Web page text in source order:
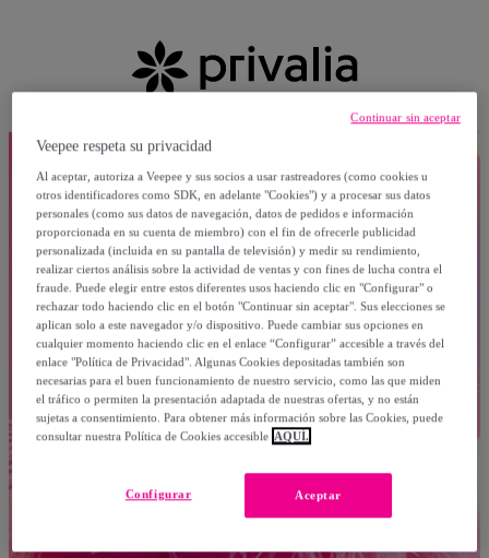
Veepee respeta su privacidad
Al aceptar, autoriza a Veepee y sus socios a usar rastreadores (como cookies u
otros identificadores como SDK, en adelante "Cookies") y a procesar sus datos
personales (como sus datos de navegación, datos de pedidos e información
proporcionada en su cuenta de miembro) con el fin de ofrecerle publicidad
personalizada (incluida en su pantalla de televisión) y medir su rendimiento,
realizar ciertos análisis sobre la actividad de ventas y con fines de lucha contra el
fraude. Puede elegir entre estos diferentes usos haciendo clic en "Configurar" o
rechazar todo haciendo clic en el botón "Continuar sin aceptar". Sus elecciones se
aplican solo a este navegador y/o dispositivo. Puede cambiar sus opciones en
cualquier momento haciendo clic en el enlace “Configurar” accesible a través del
enlace "Política de Privacidad". Algunas Cookies depositadas también son
necesarias para el buen funcionamiento de nuestro servicio, como las que miden
el tráfico o permiten la presentación adaptada de nuestras ofertas, y no están
sujetas a consentimiento. Para obtener más información sobre las Cookies, puede
consultar nuestra Política de Cookies accesible AQUÍ.
Aceptar
Configurar
Continuar sin aceptar